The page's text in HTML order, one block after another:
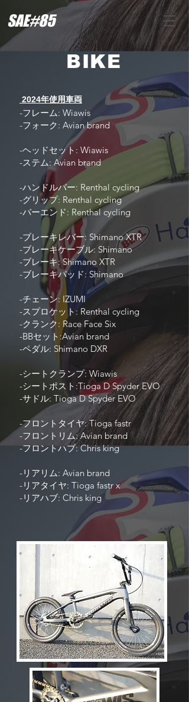
SAE#85
BIKE
2024年使用車両
-フレーム: Wiawis
-フォーク: Avian brand
-ヘッドセット: Wiawis
-ステム: Avian brand
-ハンドルバー: Renthal cycling
-グリップ: Renthal cycling
-バーエンド: Renthal cycling
-ブレーキレバー: Shimano XTR
-ブレーキケーブル: Shimano
-ブレーキ: Shimano XTR
-ブレーキパッド: Shimano
-チェーン: IZUMI
-スプロケット: Renthal cycling
-クランク: Race Face Six
-BBセット:Avian brand
-ペダル: Shimano DXR
-シートクランプ: Wiawis
-シートポスト:Tioga D Spyder EVO
-サドル: Tioga D Spyder EVO
-フロントタイヤ: Tioga fastr
-フロントリム: Avian brand
-フロントハブ: Chris king
-リアリム: Avian brand
-リアタイヤ: Tioga fastr x
-リアハブ: Chris king